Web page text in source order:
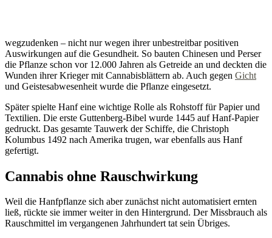
wegzudenken – nicht nur wegen ihrer unbestreitbar positiven
Auswirkungen auf die Gesundheit. So bauten Chinesen und Perser
die Pflanze schon vor 12.000 Jahren als Getreide an und deckten die
Wunden ihrer Krieger mit Cannabisblättern ab. Auch gegen Gicht
und Geistesabwesenheit wurde die Pflanze eingesetzt.
Später spielte Hanf eine wichtige Rolle als Rohstoff für Papier und
Textilien. Die erste Guttenberg-Bibel wurde 1445 auf Hanf-Papier
gedruckt. Das gesamte Tauwerk der Schiffe, die Christoph
Kolumbus 1492 nach Amerika trugen, war ebenfalls aus Hanf
gefertigt.
Cannabis ohne Rauschwirkung
Weil die Hanfpflanze sich aber zunächst nicht automatisiert ernten
ließ, rückte sie immer weiter in den Hintergrund. Der Missbrauch als
Rauschmittel im vergangenen Jahrhundert tat sein Übriges.